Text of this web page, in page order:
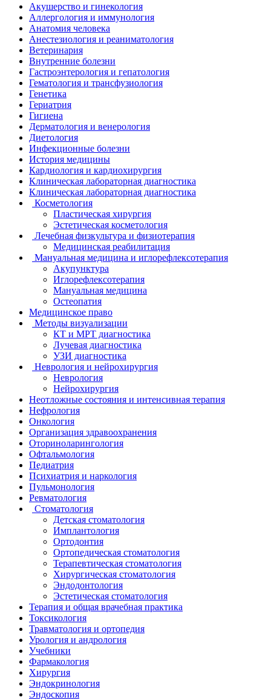
Акушерство и гинекология
Аллергология и иммунология
Анатомия человека
Анестезиология и реаниматология
Ветеринария
Внутренние болезни
Гастроэнтерология и гепатология
Гематология и трансфузиология
Генетика
Гериатрия
Гигиена
Дерматология и венерология
Диетология
Инфекционные болезни
История медицины
Кардиология и кардиохирургия
Клиническая лабораторная диагностика
Клиническая лабораторная диагностика
Косметология
Пластическая хирургия
Эстетическая косметология
Лечебная физкультура и физиотерапия
Медицинская реабилитация
Мануальная медицина и иглорефлексотерапия
Акупунктура
Иглорефлексотерапия
Мануальная медицина
Остеопатия
Медицинское право
Методы визуализации
КТ и МРТ диагностика
Лучевая диагностика
УЗИ диагностика
Неврология и нейрохирургия
Неврология
Нейрохирургия
Неотложные состояния и интенсивная терапия
Нефрология
Онкология
Организация здравоохранения
Оториноларингология
Офтальмология
Педиатрия
Психиатрия и наркология
Пульмонология
Ревматология
Стоматология
Детская стоматология
Имплантология
Ортодонтия
Ортопедическая стоматология
Терапевтическая стоматология
Хирургическая стоматология
Эндодонтология
Эстетическая стоматология
Терапия и общая врачебная практика
Токсикология
Травматология и ортопедия
Урология и андрология
Учебники
Фармакология
Хирургия
Эндокринология
Эндоскопия